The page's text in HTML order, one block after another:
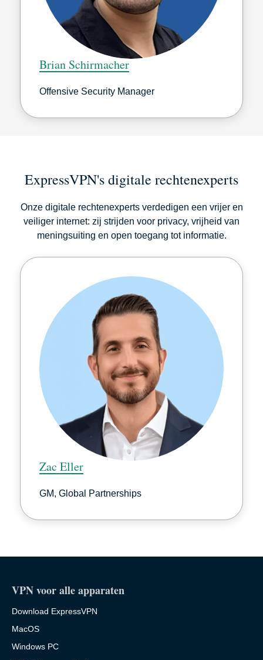
Brian Schirmacher
Offensive Security Manager
ExpressVPN's digitale rechtenexperts
Onze digitale rechtenexperts verdedigen een vrijer en
veiliger internet: zij strijden voor privacy, vrijheid van
meningsuiting en open toegang tot informatie.
Zac Eller
GM, Global Partnerships
VPN voor alle apparaten
Download ExpressVPN
MacOS
Windows PC